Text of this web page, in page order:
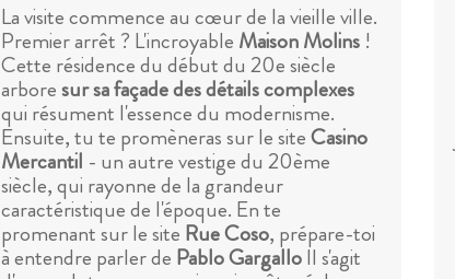
La visite commence au cœur de la vieille ville.
Premier arrêt ? L'incroyable Maison Molins!
Cette résidence du début du 20e siècle
arboresur sa façade des détails complexes
qui résument l'essence du modernisme.
Ensuite, tu te promèneras sur le siteCasino
Mercantil - un autre vestige du 20ème
siècle, qui rayonne de la grandeur
caractéristique de l'époque. En te
promenant sur le site Rue Coso, prépare-toi
à entendre parler de Pablo GargalloIl s'agit